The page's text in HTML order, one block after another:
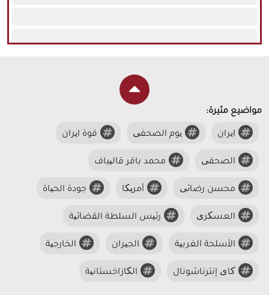
مواضيع مثيرة:
ایران یوم الصحفی قوة ایران
الصحفی محمد باقر قالیباف
محسن رضائی أمریکا جودة الحیاة
العسکری رئیس السلطة القضائیة
الأسلحة الغربیة الجیران الخارجیة
کای إنترناشونال الکازاخستانیة